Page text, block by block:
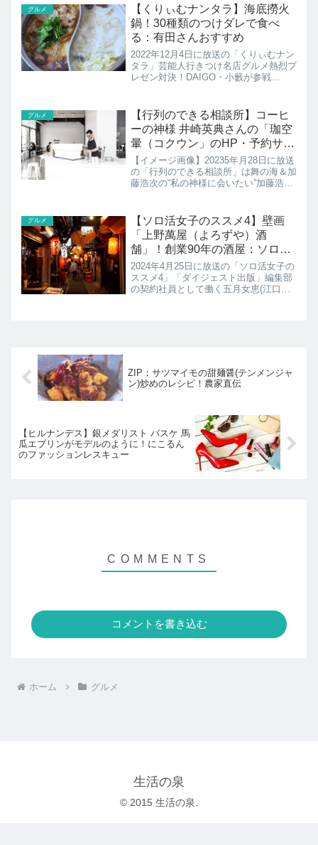
レカ 葛西本店の紹介です！
グルメ
【くりぃむナンタラ】海底撈火
鍋！30種類のつけダレで食べ
る：有田さんおすすめ
2022年12月4日に放送の「くりぃむナン
タラ」芸能人行きつけ名店グルメ熱烈プ
レゼン対決！DAIGO・小籔が参戦
炊き立てご飯芸能人行きつけグルメを話
術だけで...
グルメ
【行列のできる相談所】コーヒ
ーの神様 井崎英典さんの「珈空
暈（コクウン」のHP・予約サイ
ト
【イメージ画像】20235年月28日に放送
の「行列のできる相談所」は舞の海＆加
藤浩次の“私の神様に会いたい”加藤浩次
典さんの「コーヒーサロン珈空暈」につ
いて紹介です！
グルメ
【ソロ活女子のススメ4】壁画
「上野萬屋（よろずや）酒
舗」！創業90年の酒屋：ソロせ
んべろ
2024年4月25日に放送の「ソロ活女子の
ススメ4」「ダイジェスト出版」編集部
の契約社員として働く五月女恵(江口の
ZIP：サツマイモの甜麺醤(テンメンジャ
ン)炒めのレシピ！農家直伝
【ヒルナンデス】銀メダリスト バスケ 馬
瓜エブリンがモデルのように！にこるん
のファッションレスキュー
コメントを書き込む
ホーム グルメ
生活の泉
© 2015 生活の泉.